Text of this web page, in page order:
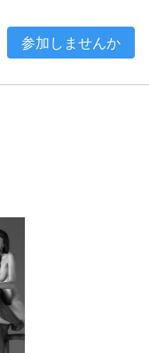
参加しませんか